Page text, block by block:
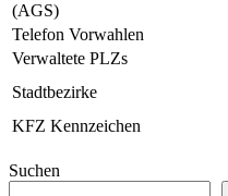
(AGS)
Telefon Vorwahlen
Verwaltete PLZs
Stadtbezirke
KFZ Kennzeichen
Suchen